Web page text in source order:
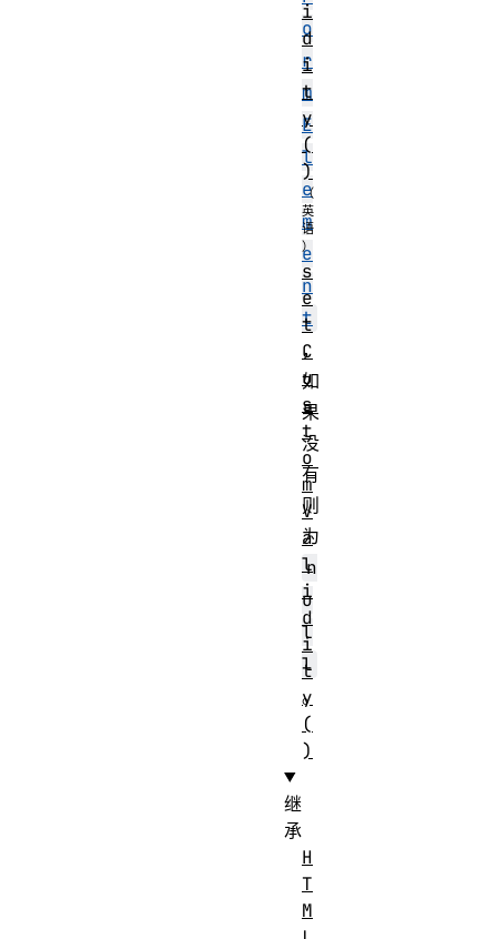
o
r
m
E
l
e
m
e
n
t
，
如
果
没
有
则
为
n
u
l
l
。
i
d
i
t
y
(
)
s
e
t
C
u
s
t
o
m
V
a
l
i
d
i
t
y
(
)
继
承
H
T
M